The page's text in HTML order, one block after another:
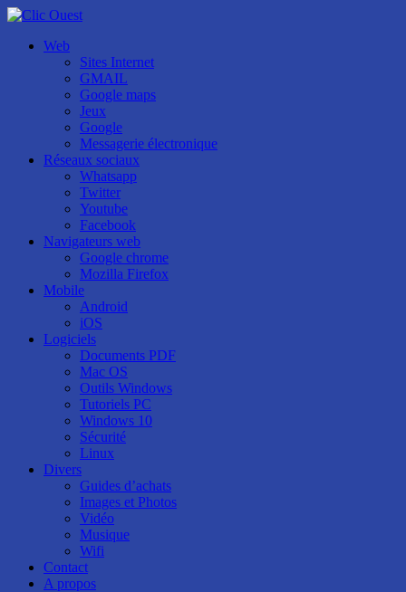
Web
Sites Internet
GMAIL
Google maps
Jeux
Google
Messagerie électronique
Réseaux sociaux
Whatsapp
Twitter
Youtube
Facebook
Navigateurs web
Google chrome
Mozilla Firefox
Mobile
Android
iOS
Logiciels
Documents PDF
Mac OS
Outils Windows
Tutoriels PC
Windows 10
Sécurité
Linux
Divers
Guides d’achats
Images et Photos
Vidéo
Musique
Wifi
Contact
A propos